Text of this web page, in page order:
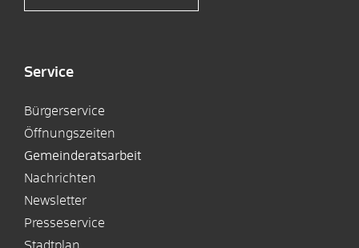
Service
Bürgerservice
Öffnungszeiten
Gemeinderatsarbeit
Nachrichten
Newsletter
Presseservice
Stadtplan